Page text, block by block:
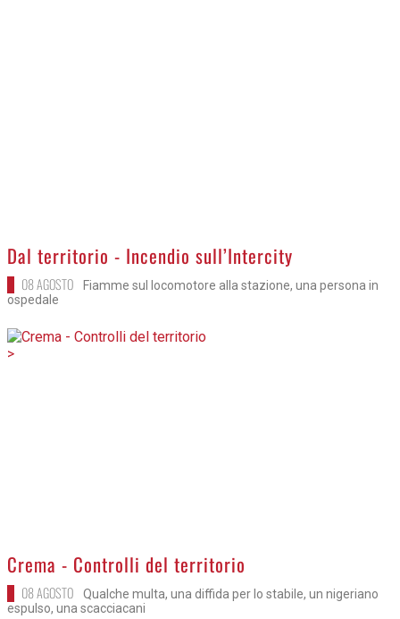
>
Dal territorio - Incendio sull’Intercity
08 AGOSTO
Fiamme sul locomotore alla stazione, una persona in
ospedale
>
Crema - Controlli del territorio
08 AGOSTO
Qualche multa, una diffida per lo stabile, un nigeriano
espulso, una scacciacani